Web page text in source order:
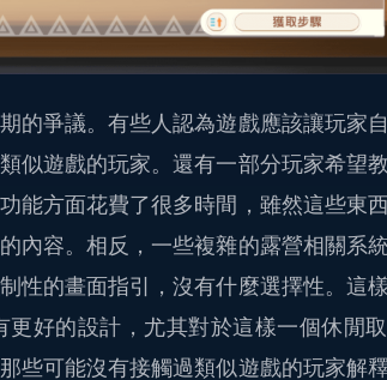
的爭議。有些人認為遊戲應該讓玩家
似遊戲的玩家。還有一部分玩家希望
能方面花費了很多時間，雖然這些東
內容。相反，一些複雜的露營相關系
性的畫面指引，沒有什麼選擇性。這
好的設計，尤其對於這樣一個休閒
些可能沒有接觸過類似遊戲的玩家解